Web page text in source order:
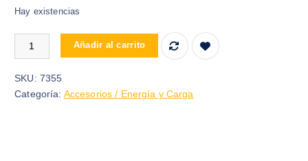
Hay existencias
CARGADOR DE PILAS JIABAO JB-212 INCLUYE 4 PILAS AAA
Añadir al carrito
SKU: 7355
Categoría: Accesorios / Energía y Carga